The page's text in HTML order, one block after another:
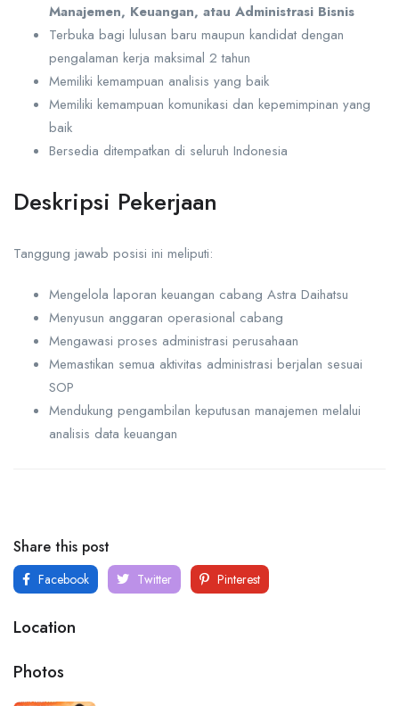
Manajemen, Keuangan, atau Administrasi Bisnis
Terbuka bagi lulusan baru maupun kandidat dengan
pengalaman kerja maksimal 2 tahun
Memiliki kemampuan analisis yang baik
Memiliki kemampuan komunikasi dan kepemimpinan yang
baik
Bersedia ditempatkan di seluruh Indonesia
Deskripsi Pekerjaan
Tanggung jawab posisi ini meliputi:
Mengelola laporan keuangan cabang Astra Daihatsu
Menyusun anggaran operasional cabang
Mengawasi proses administrasi perusahaan
Memastikan semua aktivitas administrasi berjalan sesuai
SOP
Mendukung pengambilan keputusan manajemen melalui
analisis data keuangan
Share this post
Facebook Twitter Pinterest
Location
Photos